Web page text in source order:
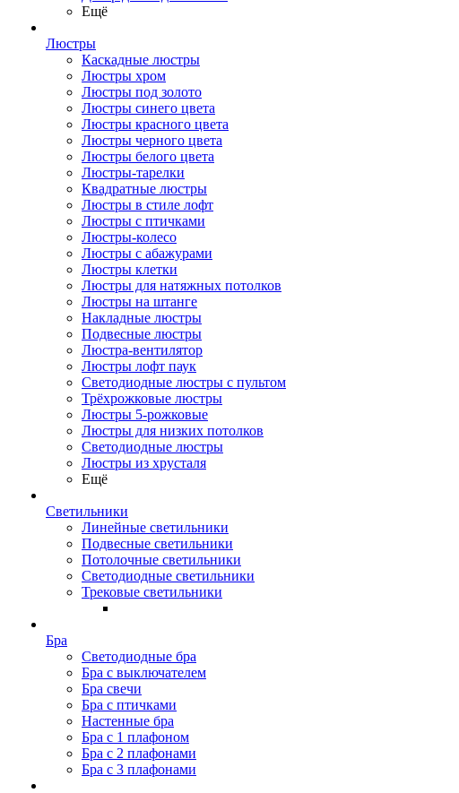
Ещё
Люстры
Каскадные люстры
Люстры хром
Люстры под золото
Люстры синего цвета
Люстры красного цвета
Люстры черного цвета
Люстры белого цвета
Люстры-тарелки
Квадратные люстры
Люстры в стиле лофт
Люстры с птичками
Люстры-колесо
Люстры с абажурами
Люстры клетки
Люстры для натяжных потолков
Люстры на штанге
Накладные люстры
Подвесные люстры
Люстра-вентилятор
Люстры лофт паук
Светодиодные люстры с пультом
Трёхрожковые люстры
Люстры 5-рожковые
Люстры для низких потолков
Cветодиодные люстры
Люстры из хрусталя
Ещё
Светильники
Линейные светильники
Подвесные светильники
Потолочные светильники
Светодиодные светильники
Трековые светильники
Бра
Светодиодные бра
Бра с выключателем
Бра свечи
Бра с птичками
Настенные бра
Бра с 1 плафоном
Бра с 2 плафонами
Бра с 3 плафонами